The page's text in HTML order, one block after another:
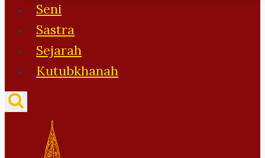
Seni
Sastra
Sejarah
Kutubkhanah